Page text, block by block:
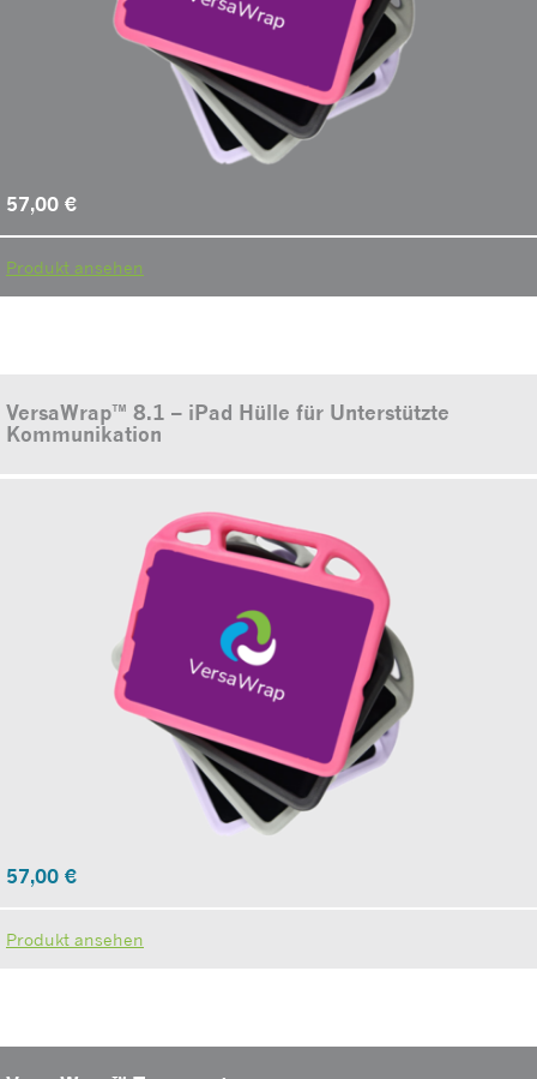
57,00 €
Produkt ansehen
VersaWrap™ 8.1 – iPad Hülle für Unterstützte
Kommunikation
57,00 €
Produkt ansehen